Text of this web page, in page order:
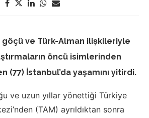
göçü ve Türk-Alman ilişkileriyle
öncü isimlerinden
(77) İstanbul’da yaşamını yitirdi.
ve uzun yıllar yönettiği Türkiye
(TAM) ayrıldıktan sonra